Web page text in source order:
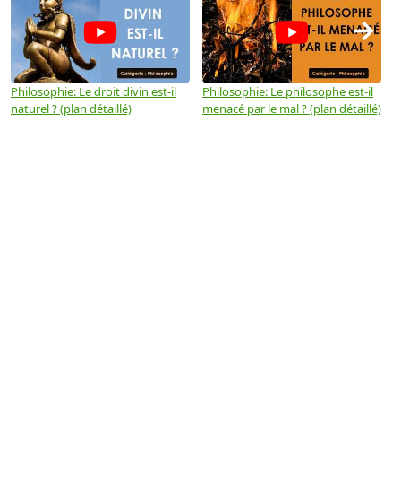
Philosophie: Le droit divin est-il
naturel ? (plan détaillé)
Philosophie: Le philosophe est-il
menacé par le mal ? (plan détaillé)
→